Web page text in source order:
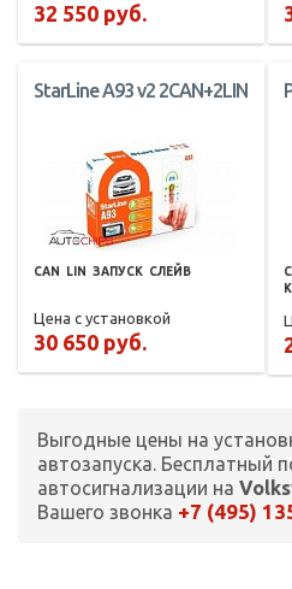
32 550 руб.
StarLine A93 v2 2CAN+2LIN
CAN LIN ЗАПУСК СЛЕЙВ
Цена с установкой
30 650 руб.
К
Выгодные цены на
автозапуска. Бесплатный
автосигнализации на
Вашего звонка +7 (495)